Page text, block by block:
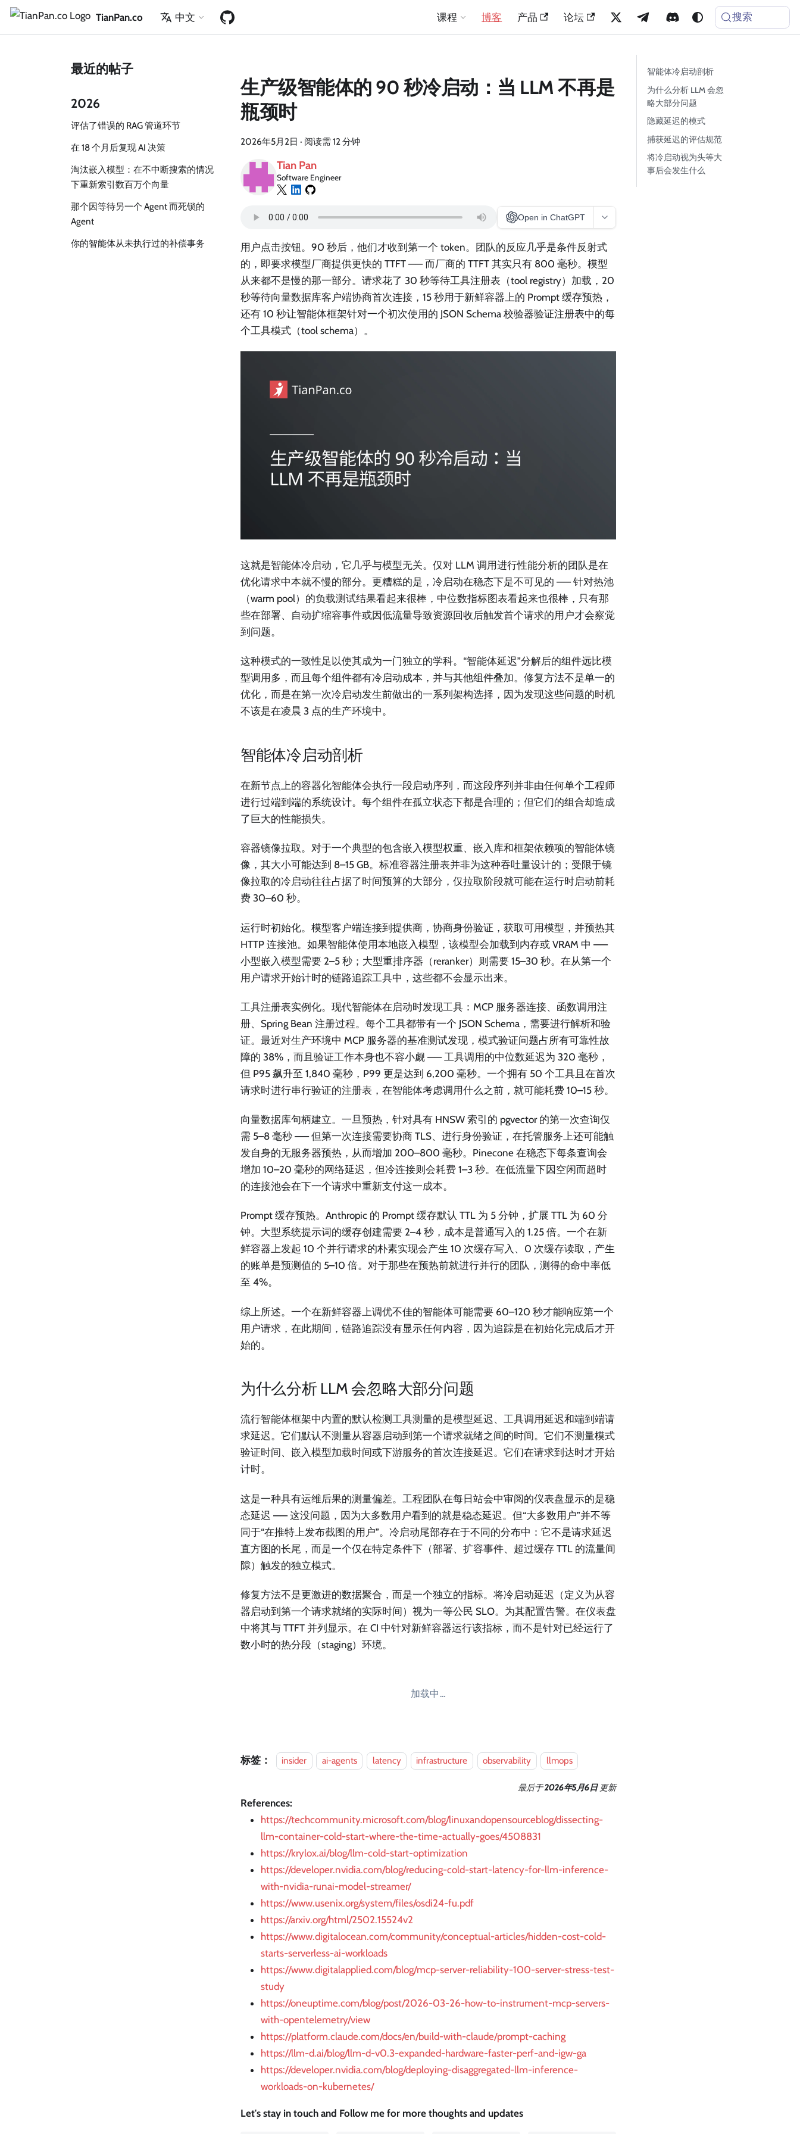
TianPan.co 中文 课程 博客 产品 论坛 搜索
最近的帖子
2026
评估了错误的 RAG 管道环节
在 18 个月后复现 AI 决策
淘汰嵌入模型：在不中断搜索的情况
下重新索引数百万个向量
那个因等待另一个 Agent 而死锁的
Agent
你的智能体从未执行过的补偿事务
生产级智能体的 90 秒冷启动：当 LLM 不再是
瓶颈时
2026年5月2日 · 阅读需 12 分钟
Tian Pan
Software Engineer
Open in ChatGPT
用户点击按钮。90 秒后，他们才收到第一个 token。团队的反应几乎是条件反射式
的，即要求模型厂商提供更快的 TTFT —— 而厂商的 TTFT 其实只有 800 毫秒。模型
从来都不是慢的那一部分。请求花了 30 秒等待工具注册表（tool registry）加载，20
秒等待向量数据库客户端协商首次连接，15 秒用于新鲜容器上的 Prompt 缓存预热，
还有 10 秒让智能体框架针对一个初次使用的 JSON Schema 校验器验证注册表中的每
个工具模式（tool schema）。
这就是智能体冷启动，它几乎与模型无关。仅对 LLM 调用进行性能分析的团队是在
优化请求中本就不慢的部分。更糟糕的是，冷启动在稳态下是不可见的 —— 针对热池
（warm pool）的负载测试结果看起来很棒，中位数指标图表看起来也很棒，只有那
些在部署、自动扩缩容事件或因低流量导致资源回收后触发首个请求的用户才会察觉
到问题。
这种模式的一致性足以使其成为一门独立的学科。“智能体延迟”分解后的组件远比模
型调用多，而且每个组件都有冷启动成本，并与其他组件叠加。修复方法不是单一的
优化，而是在第一次冷启动发生前做出的一系列架构选择，因为发现这些问题的时机
不该是在凌晨 3 点的生产环境中。
智能体冷启动剖析
在新节点上的容器化智能体会执行一段启动序列，而这段序列并非由任何单个工程师
进行过端到端的系统设计。每个组件在孤立状态下都是合理的；但它们的组合却造成
了巨大的性能损失。
容器镜像拉取。对于一个典型的包含嵌入模型权重、嵌入库和框架依赖项的智能体镜
像，其大小可能达到 8–15 GB。标准容器注册表并非为这种吞吐量设计的；受限于镜
像拉取的冷启动往往占据了时间预算的大部分，仅拉取阶段就可能在运行时启动前耗
费 30–60 秒。
运行时初始化。模型客户端连接到提供商，协商身份验证，获取可用模型，并预热其
HTTP 连接池。如果智能体使用本地嵌入模型，该模型会加载到内存或 VRAM 中 ——
小型嵌入模型需要 2–5 秒；大型重排序器（reranker）则需要 15–30 秒。在从第一个
用户请求开始计时的链路追踪工具中，这些都不会显示出来。
工具注册表实例化。现代智能体在启动时发现工具：MCP 服务器连接、函数调用注
册、Spring Bean 注册过程。每个工具都带有一个 JSON Schema，需要进行解析和验
证。最近对生产环境中 MCP 服务器的基准测试发现，模式验证问题占所有可靠性故
障的 38%，而且验证工作本身也不容小觑 —— 工具调用的中位数延迟为 320 毫秒，
但 P95 飙升至 1,840 毫秒，P99 更是达到 6,200 毫秒。一个拥有 50 个工具且在首次
请求时进行串行验证的注册表，在智能体考虑调用什么之前，就可能耗费 10–15 秒。
向量数据库句柄建立。一旦预热，针对具有 HNSW 索引的 pgvector 的第一次查询仅
需 5–8 毫秒 —— 但第一次连接需要协商 TLS、进行身份验证，在托管服务上还可能触
发自身的无服务器预热，从而增加 200–800 毫秒。Pinecone 在稳态下每条查询会
增加 10–20 毫秒的网络延迟，但冷连接则会耗费 1–3 秒。在低流量下因空闲而超时
的连接池会在下一个请求中重新支付这一成本。
Prompt 缓存预热。Anthropic 的 Prompt 缓存默认 TTL 为 5 分钟，扩展 TTL 为 60 分
钟。大型系统提示词的缓存创建需要 2–4 秒，成本是普通写入的 1.25 倍。一个在新
鲜容器上发起 10 个并行请求的朴素实现会产生 10 次缓存写入、0 次缓存读取，产生
的账单是预测值的 5–10 倍。对于那些在预热前就进行并行的团队，测得的命中率低
至 4%。
综上所述。一个在新鲜容器上调优不佳的智能体可能需要 60–120 秒才能响应第一个
用户请求，在此期间，链路追踪没有显示任何内容，因为追踪是在初始化完成后才开
始的。
为什么分析 LLM 会忽略大部分问题
流行智能体框架中内置的默认检测工具测量的是模型延迟、工具调用延迟和端到端请
求延迟。它们默认不测量从容器启动到第一个请求就绪之间的时间。它们不测量模式
验证时间、嵌入模型加载时间或下游服务的首次连接延迟。它们在请求到达时才开始
计时。
这是一种具有运维后果的测量偏差。工程团队在每日站会中审阅的仪表盘显示的是稳
态延迟 —— 这没问题，因为大多数用户看到的就是稳态延迟。但“大多数用户”并不等
同于“在推特上发布截图的用户”。冷启动尾部存在于不同的分布中：它不是请求延迟
直方图的长尾，而是一个仅在特定条件下（部署、扩容事件、超过缓存 TTL 的流量间
隙）触发的独立模式。
修复方法不是更激进的数据聚合，而是一个独立的指标。将冷启动延迟（定义为从容
器启动到第一个请求就绪的实际时间）视为一等公民 SLO。为其配置告警。在仪表盘
中将其与 TTFT 并列显示。在 CI 中针对新鲜容器运行该指标，而不是针对已经运行了
数小时的热分段（staging）环境。
加载中…
标签： insider ai-agents latency infrastructure observability llmops
最后于2026年5月6日 更新
References:
https://techcommunity.microsoft.com/blog/linuxandopensourceblog/dissecting-
llm-container-cold-start-where-the-time-actually-goes/4508831
https://krylox.ai/blog/llm-cold-start-optimization
https://developer.nvidia.com/blog/reducing-cold-start-latency-for-llm-inference-
with-nvidia-runai-model-streamer/
https://www.usenix.org/system/files/osdi24-fu.pdf
https://arxiv.org/html/2502.15524v2
https://www.digitalocean.com/community/conceptual-articles/hidden-cost-cold-
starts-serverless-ai-workloads
https://www.digitalapplied.com/blog/mcp-server-reliability-100-server-stress-test-
study
https://oneuptime.com/blog/post/2026-03-26-how-to-instrument-mcp-servers-
with-opentelemetry/view
https://platform.claude.com/docs/en/build-with-claude/prompt-caching
https://llm-d.ai/blog/llm-d-v0.3-expanded-hardware-faster-perf-and-igw-ga
https://developer.nvidia.com/blog/deploying-disaggregated-llm-inference-
workloads-on-kubernetes/
Let's stay in touch and Follow me for more thoughts and updates
智能体冷启动剖析
为什么分析 LLM 会忽
略大部分问题
隐藏延迟的模式
捕获延迟的评估规范
将冷启动视为头等大
事后会发生什么